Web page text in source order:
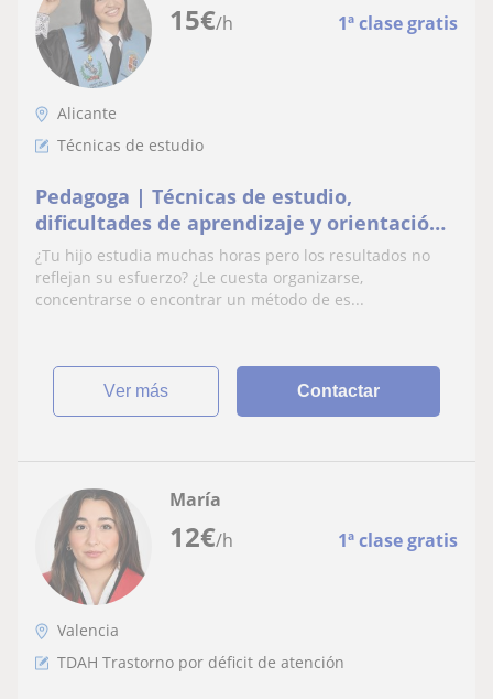
15€/h 1ª clase gratis
Alicante
Técnicas de estudio
Pedagoga | Técnicas de estudio,
dificultades de aprendizaje y orientación
educativa
¿Tu hijo estudia muchas horas pero los resultados no
reflejan su esfuerzo? ¿Le cuesta organizarse,
concentrarse o encontrar un método de es...
ver más Contactar
12€/h 1ª clase gratis
María
Valencia
TDAH Trastorno por déficit de atención